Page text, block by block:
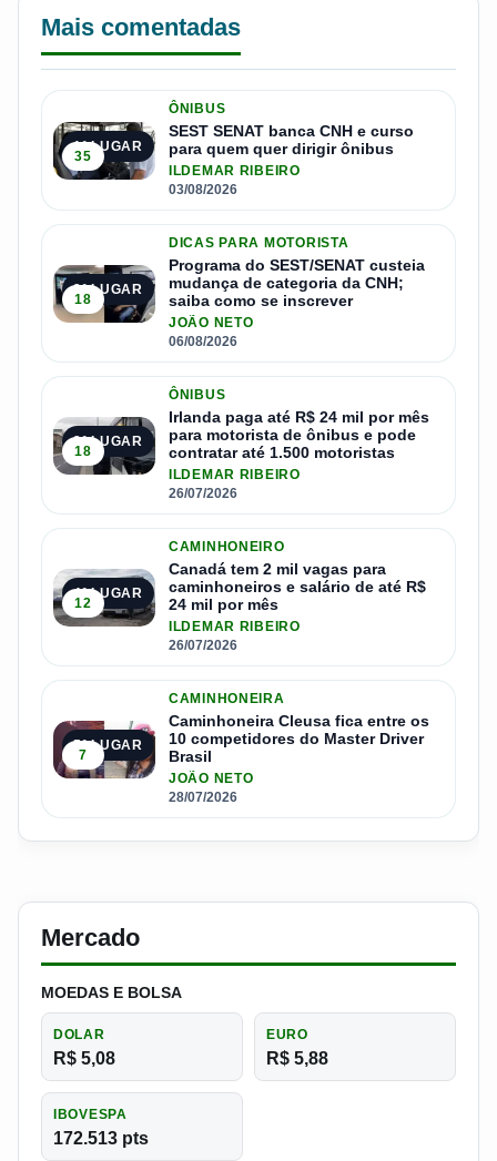
Mais comentadas
1º LUGAR
35
ÔNIBUS
SEST SENAT banca CNH e curso
para quem quer dirigir ônibus
ILDEMAR RIBEIRO
03/08/2026
2º LUGAR
18
DICAS PARA MOTORISTA
Programa do SEST/SENAT custeia
mudança de categoria da CNH;
saiba como se inscrever
JOÃO NETO
06/08/2026
3º LUGAR
18
ÔNIBUS
Irlanda paga até R$ 24 mil por mês
para motorista de ônibus e pode
contratar até 1.500 motoristas
ILDEMAR RIBEIRO
26/07/2026
4º LUGAR
12
CAMINHONEIRO
Canadá tem 2 mil vagas para
caminhoneiros e salário de até R$
24 mil por mês
ILDEMAR RIBEIRO
26/07/2026
5º LUGAR
7
CAMINHONEIRA
Caminhoneira Cleusa fica entre os
10 competidores do Master Driver
Brasil
JOÃO NETO
28/07/2026
Mercado
MOEDAS E BOLSA
DOLAR
R$ 5,08
EURO
R$ 5,88
IBOVESPA
172.513 pts